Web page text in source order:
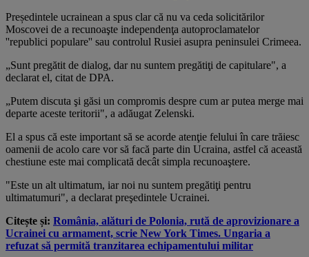
Președintele ucrainean a spus clar că nu va ceda solicitărilor
Moscovei de a recunoaşte independenţa autoproclamatelor
''republici populare'' sau controlul Rusiei asupra peninsulei Crimeea.
„Sunt pregătit de dialog, dar nu suntem pregătiţi de capitulare", a
declarat el, citat de DPA.
„Putem discuta şi găsi un compromis despre cum ar putea merge mai
departe aceste teritorii", a adăugat Zelenski.
El a spus că este important să se acorde atenţie felului în care trăiesc
oamenii de acolo care vor să facă parte din Ucraina, astfel că această
chestiune este mai complicată decât simpla recunoaştere.
"Este un alt ultimatum, iar noi nu suntem pregătiţi pentru
ultimatumuri", a declarat preşedintele Ucrainei.
Citește și: România, alături de Polonia, rută de aprovizionare a
Ucrainei cu armament, scrie New York Times. Ungaria a
refuzat să permită tranzitarea echipamentului militar